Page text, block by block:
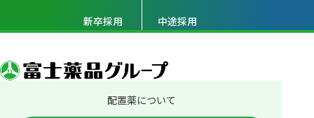
新卒採用 中途採用
配置薬について